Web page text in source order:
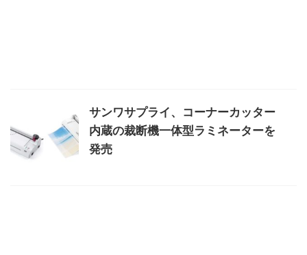
サンワサプライ、コーナーカッター
内蔵の裁断機一体型ラミネーターを
発売